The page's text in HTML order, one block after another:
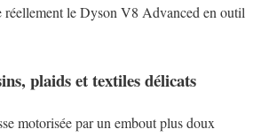
réellement le Dyson V8 Advanced en outil
plaids et textiles délicats
motorisée par un embout plus doux